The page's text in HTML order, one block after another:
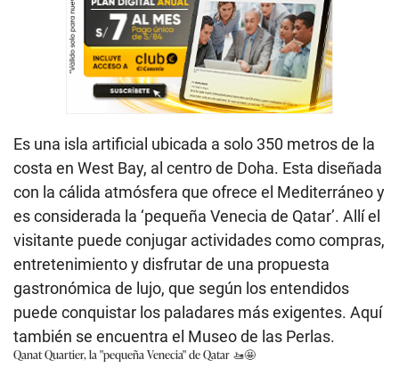
Es una isla artificial ubicada a solo 350 metros de la
costa en West Bay, al centro de Doha. Esta diseñada
con la cálida atmósfera que ofrece el Mediterráneo y
es considerada la ‘pequeña Venecia de Qatar’. Allí el
visitante puede conjugar actividades como compras,
entretenimiento y disfrutar de una propuesta
gastronómica de lujo, que según los entendidos
puede conquistar los paladares más exigentes. Aquí
también se encuentra el Museo de las Perlas.
Qanat Quartier, la "pequeña Venecia" de Qatar 🚤🤩